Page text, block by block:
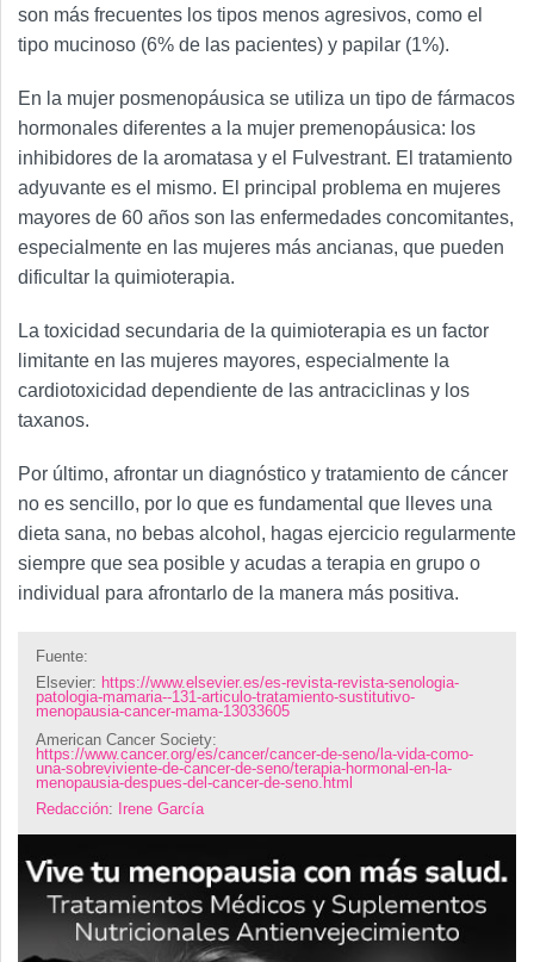
son más frecuentes los tipos menos agresivos, como el
tipo mucinoso (6% de las pacientes) y papilar (1%).
En la mujer posmenopáusica se utiliza un tipo de fármacos
hormonales diferentes a la mujer premenopáusica: los
inhibidores de la aromatasa y el Fulvestrant. El tratamiento
adyuvante es el mismo. El principal problema en mujeres
mayores de 60 años son las enfermedades concomitantes,
especialmente en las mujeres más ancianas, que pueden
dificultar la quimioterapia.
La toxicidad secundaria de la quimioterapia es un factor
limitante en las mujeres mayores, especialmente la
cardiotoxicidad dependiente de las antraciclinas y los
taxanos.
Por último, afrontar un diagnóstico y tratamiento de cáncer
no es sencillo, por lo que es fundamental que lleves una
dieta sana, no bebas alcohol, hagas ejercicio regularmente
siempre que sea posible y acudas a terapia en grupo o
individual para afrontarlo de la manera más positiva.
Fuente:
Elsevier: https://www.elsevier.es/es-revista-revista-senologia-
patologia-mamaria--131-articulo-tratamiento-sustitutivo-
menopausia-cancer-mama-13033605
American Cancer Society:
https://www.cancer.org/es/cancer/cancer-de-seno/la-vida-como-
una-sobreviviente-de-cancer-de-seno/terapia-hormonal-en-la-
menopausia-despues-del-cancer-de-seno.html
Redacción: Irene García